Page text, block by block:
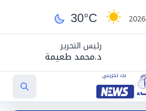
30°C
رئيس التحرير
د.محمد طعيمة